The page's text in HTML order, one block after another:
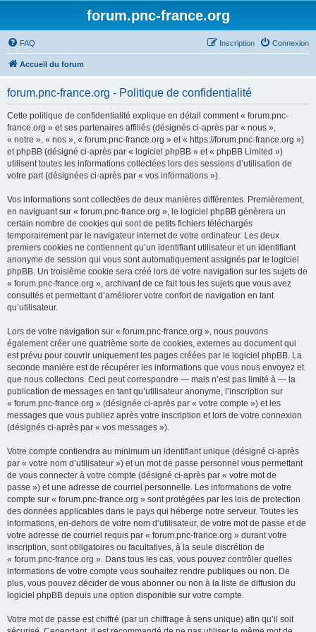
forum.pnc-france.org
FAQ Connexion
Inscription
Accueil du forum
forum.pnc-france.org - Politique de confidentialité
Cette politique de confidentialité explique en détail comment « forum.pnc-
france.org » et ses partenaires affiliés (désignés ci-après par « nous »,
« notre », « nos », « forum.pnc-france.org » et « https://forum.pnc-france.org »)
et phpBB (désigné ci-après par « logiciel phpBB » et « phpBB Limited »)
utilisent toutes les informations collectées lors des sessions d’utilisation de
votre part (désignées ci-après par « vos informations »).
Vos informations sont collectées de deux manières différentes. Premièrement,
en naviguant sur « forum.pnc-france.org », le logiciel phpBB génèrera un
certain nombre de cookies qui sont de petits fichiers téléchargés
temporairement par le navigateur internet de votre ordinateur. Les deux
premiers cookies ne contiennent qu’un identifiant utilisateur et un identifiant
anonyme de session qui vous sont automatiquement assignés par le logiciel
phpBB. Un troisième cookie sera créé lors de votre navigation sur les sujets de
« forum.pnc-france.org », archivant de ce fait tous les sujets que vous avez
consultés et permettant d’améliorer votre confort de navigation en tant
qu’utilisateur.
Lors de votre navigation sur « forum.pnc-france.org », nous pouvons
également créer une quatrième sorte de cookies, externes au document qui
est prévu pour couvrir uniquement les pages créées par le logiciel phpBB. La
seconde manière est de récupérer les informations que vous nous envoyez et
que nous collectons. Ceci peut correspondre — mais n’est pas limité à — la
publication de messages en tant qu’utilisateur anonyme, l’inscription sur
« forum.pnc-france.org » (désignée ci-après par « votre compte ») et les
messages que vous publiez après votre inscription et lors de votre connexion
(désignés ci-après par « vos messages »).
Votre compte contiendra au minimum un identifiant unique (désigné ci-après
par « votre nom d’utilisateur ») et un mot de passe personnel vous permettant
de vous connecter à votre compte (désigné ci-après par « votre mot de
passe ») et une adresse de courriel personnelle. Les informations de votre
compte sur « forum.pnc-france.org » sont protégées par les lois de protection
des données applicables dans le pays qui héberge notre serveur. Toutes les
informations, en-dehors de votre nom d’utilisateur, de votre mot de passe et de
votre adresse de courriel requis par « forum.pnc-france.org » durant votre
inscription, sont obligatoires ou facultatives, à la seule discrétion de
« forum.pnc-france.org ». Dans tous les cas, vous pouvez contrôler quelles
informations de votre compte vous souhaitez rendre publiques ou non. De
plus, vous pouvez décider de vous abonner ou non à la liste de diffusion du
logiciel phpBB depuis une option disponible sur votre compte.
Votre mot de passe est chiffré (par un chiffrage à sens unique) afin qu’il soit